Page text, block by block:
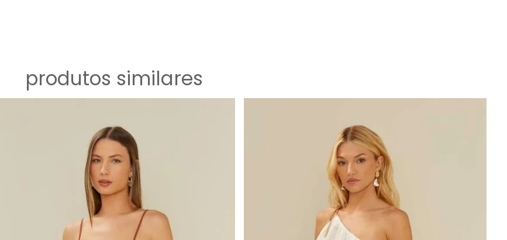
produtos similares